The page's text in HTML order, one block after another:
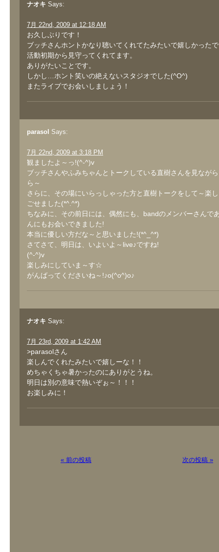
ナオキ Says:
7月 22nd, 2009 at 12:18 AM
お久しぶりです！
ブッチさんホントかなり聴いてくれてたみたいで嬉しかった
活動初期から見守ってくれてます。
ありがたいことです。
しかし…ホント笑いの絶えないスタジオでした(^O^)
またライブでお会いしましょう！
parasol Says:
7月 22nd, 2009 at 3:18 PM
観ましたよ～っ!(^-^)v
ブッチさんやふみちゃんとトークしている直樹さんを見なが
ら～
さらに、その場にいらっしゃった方と直樹トークをして～楽
ごせました(*^.^*)
ちなみに、その前日には、偶然にも、bandのメンバーさんで
んにもお会いできました!
本当に優しい方だな～と思いました!(*^_^*)
さてさて、明日は、いよいよ～live♪ですね!
(^-^)v
楽しみにしていま～す☆
がんばってくださいね～!♪o(^o^)o♪
ナオキ Says:
7月 23rd, 2009 at 1:42 AM
>parasolさん
楽しんでくれたみたいで嬉しーな！！
めちゃくちゃ暑かったのにありがとうね。
明日は別の意味で熱いぞぉ～！！！
お楽しみに！
« 前の投稿 次の投稿 »